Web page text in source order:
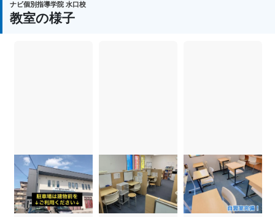
るかを分析します。その上で目標を設定し、一人ひ
とりに合わせた学習カリキュラム・勉強方法をご提
いていない弱点・得意分野を発見します。
ナビ個別指導学院 水口校
教室の様子